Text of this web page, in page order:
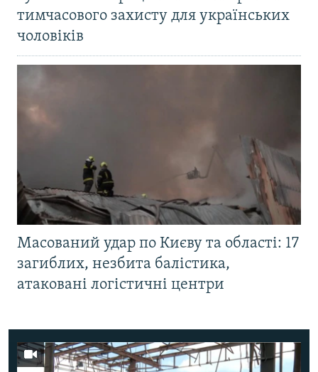
тимчасового захисту для українських
чоловіків
Масований удар по Києву та області: 17
загиблих, незбита балістика,
атаковані логістичні центри